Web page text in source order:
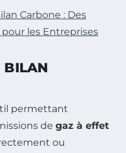
Carbone : Des
les Entreprises
BILAN
permettant
de gaz à effet
ou